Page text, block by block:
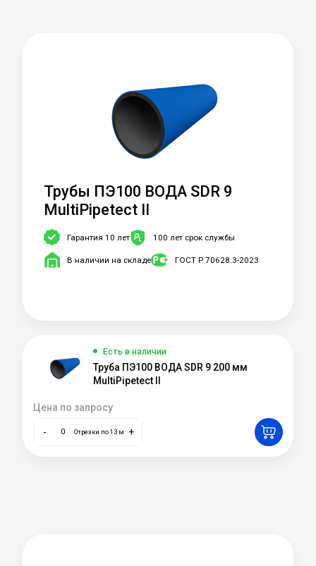
Трубы ПЭ100 ВОДА SDR 9
MultiPipetect II
Гарантия 10 лет 100 лет срок службы
В наличии на складе ГОСТ Р 70628.3-2023
Есть в наличии
Труба ПЭ100 ВОДА SDR 9 200 мм
MultiPipetect II
Цена по запросу
- Отрезки по 13 м +